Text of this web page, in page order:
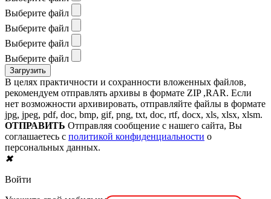
Выберите файл
Выберите файл
Выберите файл
Выберите файл
В целях практичности и сохранности вложенных файлов,
рекомендуем отправлять архивы в формате ZIP ,RAR. Если
нет возможности архивировать, отправляйте файлы в формате
jpg, jpeg, pdf, doc, bmp, gif, png, txt, doc, rtf, docx, xls, xlsx, xlsm.
ОТПРАВИТЬ Отправляя сообщение с нашего сайта, Вы
соглашаетесь с политикой конфиденциальности о
персональных данных.
✖
Войти